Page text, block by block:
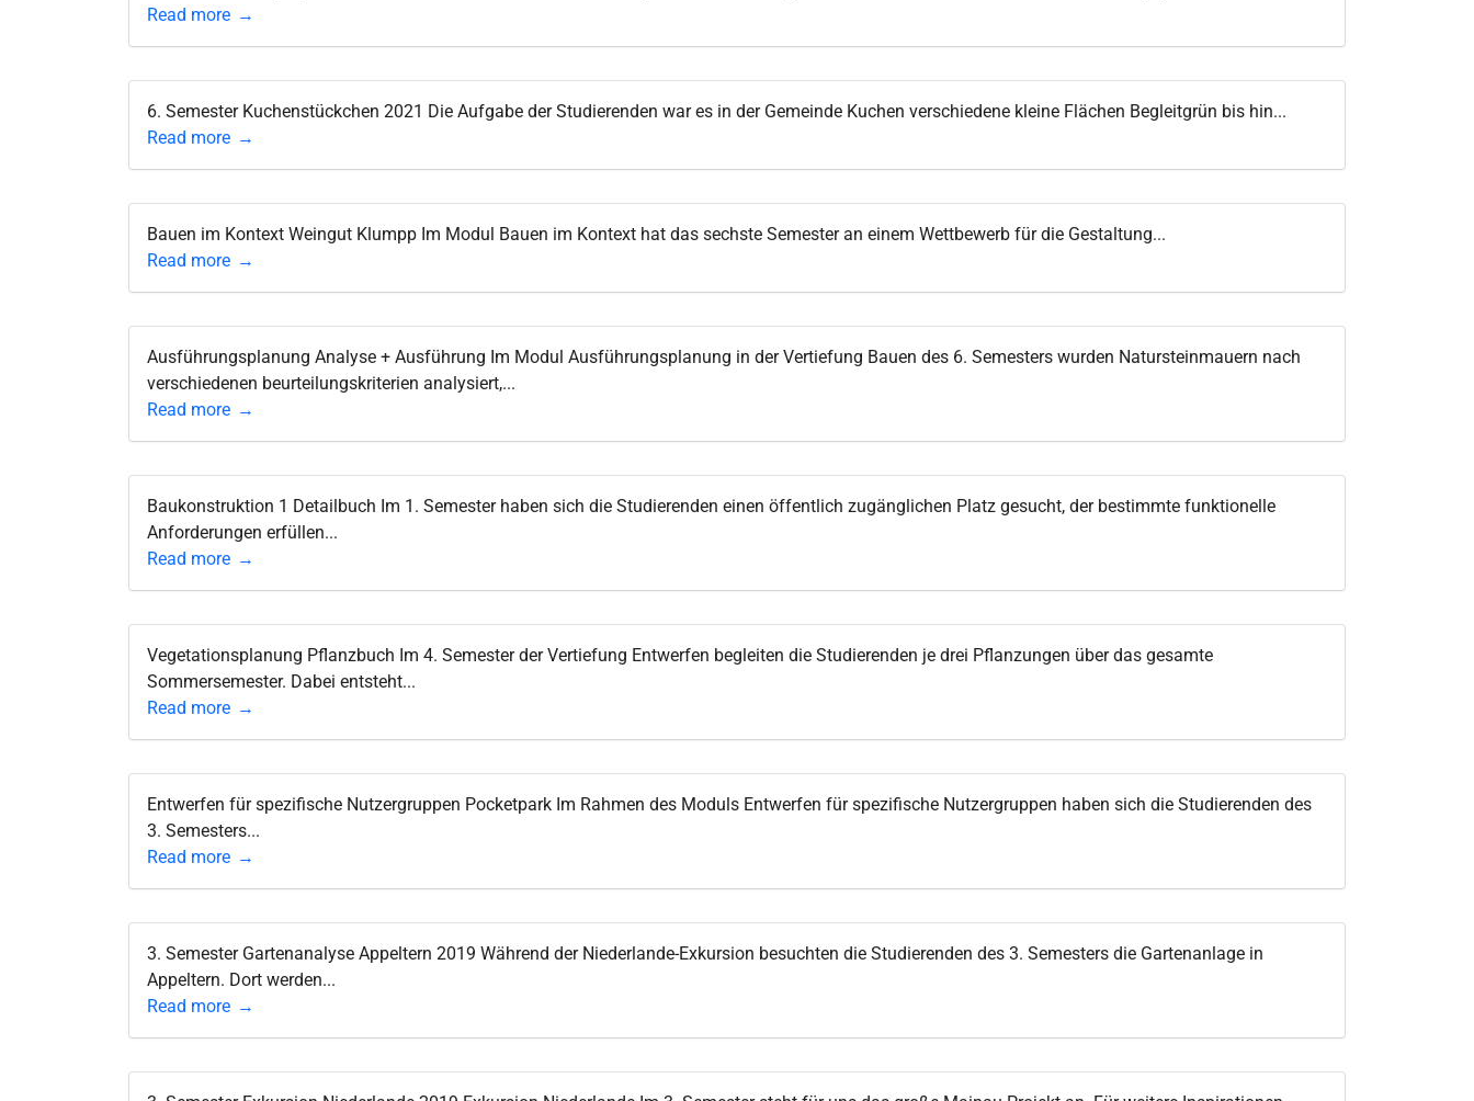
Read more
6. Semester Kuchenstückchen 2021 Die Aufgabe der Studierenden war es in der Gemeinde Kuchen verschiedene kleine Flächen Begleitgrün bis hin...
Read more
Bauen im Kontext Weingut Klumpp Im Modul Bauen im Kontext hat das sechste Semester an einem Wettbewerb für die Gestaltung...
Read more
Ausführungsplanung Analyse + Ausführung Im Modul Ausführungsplanung in der Vertiefung Bauen des 6. Semesters wurden Natursteinmauern nach
verschiedenen beurteilungskriterien analysiert,...
Read more
Baukonstruktion 1 Detailbuch Im 1. Semester haben sich die Studierenden einen öffentlich zugänglichen Platz gesucht, der bestimmte funktionelle
Anforderungen erfüllen...
Read more
Vegetationsplanung Pflanzbuch Im 4. Semester der Vertiefung Entwerfen begleiten die Studierenden je drei Pflanzungen über das gesamte
Sommersemester. Dabei entsteht...
Read more
Entwerfen für spezifische Nutzergruppen Pocketpark Im Rahmen des Moduls Entwerfen für spezifische Nutzergruppen haben sich die Studierenden des
3. Semesters...
Read more
3. Semester Gartenanalyse Appeltern 2019 Während der Niederlande-Exkursion besuchten die Studierenden des 3. Semesters die Gartenanlage in
Appeltern. Dort werden...
Read more